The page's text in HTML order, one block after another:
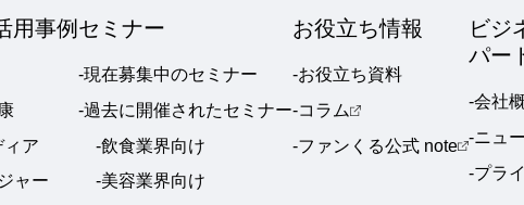
用事例
ィア
ャー
セミナー
-現在募集中のセミナー
-過去に開催されたセミナー
-飲食業界向け
-美容業界向け
お役立ち情報
-お役立ち資料
-コラム
-ファンくる公式 note
ビジ
パー
-会社
-ニュ
-プラ